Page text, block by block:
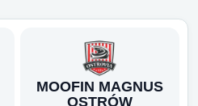
MOOFIN MAGNUS
OSTRÓW